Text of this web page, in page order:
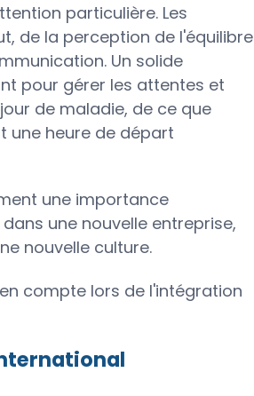
particulière. Les
de la perception de l'équilibre
Un solide
pour gérer les attentes et
de maladie, de ce que
une heure de départ
une importance
une nouvelle entreprise,
nouvelle culture.
compte lors de l'intégration